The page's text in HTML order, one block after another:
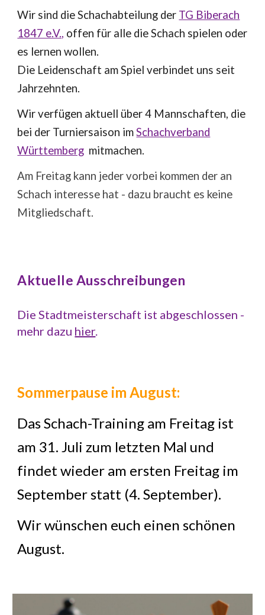
Wir sind die Schachabteilung der TG Biberach
1847 e.V., offen für alle die Schach spielen oder
es lernen wollen.
Die Leidenschaft am Spiel verbindet uns seit
Jahrzehnten.
Wir verfügen aktuell über 4 Mannschaften, die
bei der Turniersaison imSchachverband
Württemberg mitmachen.
Am Freitag kann jeder vorbei kommen der an
Schach interesse hat - dazu braucht es keine
Mitgliedschaft.
Aktuelle Ausschreibungen
Die Stadtmeisterschaft ist abgeschlossen -
mehr dazu hier.
Sommerpause im August:
Das Schach-Training am Freitag ist
am 31. Juli zum letzten Mal und
findet wieder am ersten Freitag im
September statt (4. September).
Wir wünschen euch einen schönen
August.